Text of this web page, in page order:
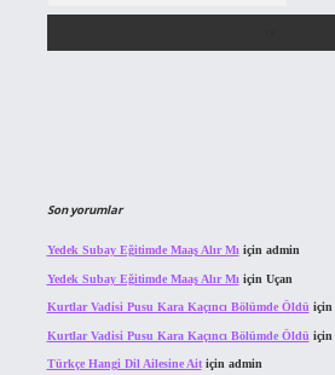
Son yorumlar
Yedek Subay Eğitimde Maaş Alır Mı için admin
Yedek Subay Eğitimde Maaş Alır Mı için Uçan
Kurtlar Vadisi Pusu Kara Kaçıncı Bölümde Öldü için
Kurtlar Vadisi Pusu Kara Kaçıncı Bölümde Öldü için
Türkçe Hangi Dil Ailesine Aitiçin admin